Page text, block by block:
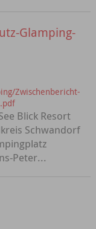
Glamping-
Zwischenbericht-
Blick Resort
Schwandorf
Peter...